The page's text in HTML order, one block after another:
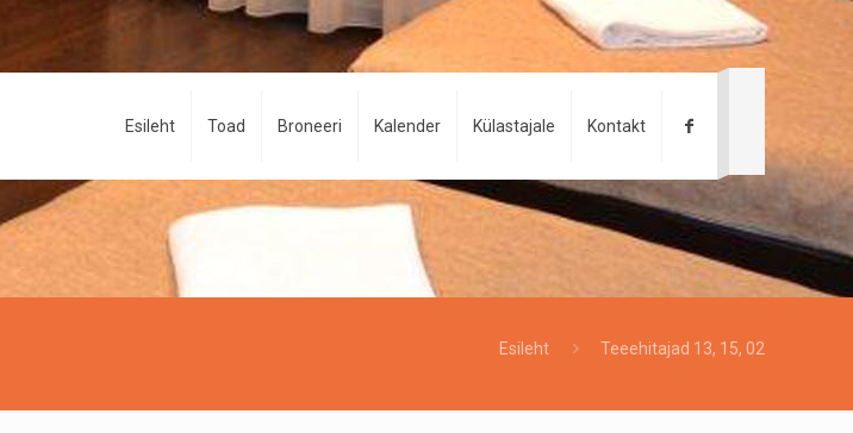
Esileht Toad Broneeri Kalender Külastajale Kontakt
Esileht Teeehitajad 13, 15, 02